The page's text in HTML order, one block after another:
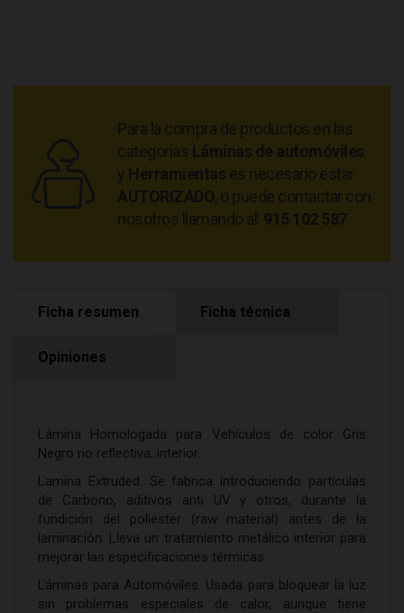
Para la compra de productos en las
categorías Láminas de automóviles
y Herramientas es necesario estar
AUTORIZADO, o puede contactar con
nosotros llamando al: 915 102 587
Ficha resumen Ficha técnica
Opiniones
Lámina Homologada para Vehículos de color Gris
Negro no reflectiva, interior.
Lamina Extruded. Se fabrica introduciendo partículas
de Carbono, aditivos anti UV y otros, durante la
fundición del poliéster (raw material) antes de la
laminación. Lleva un tratamiento metálico interior para
mejorar las especificaciones térmicas.
Láminas para Automóviles. Usada para bloquear la luz
sin problemas especiales de calor, aunque tiene